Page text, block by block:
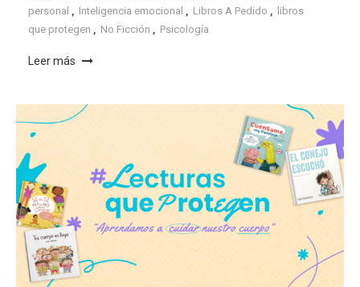
personal , Inteligencia emocional , Libros A Pedido ,
libros
que protegen , No Ficción , Psicología
Leer más